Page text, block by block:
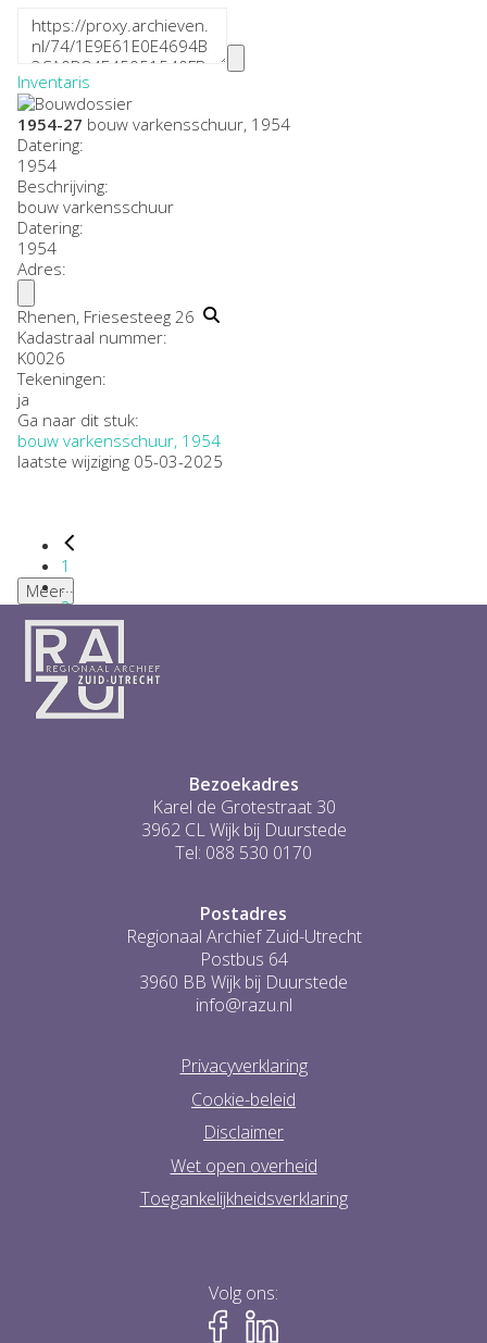
Inventaris
1954-27 bouw varkensschuur, 1954
Datering:
1954
Beschrijving:
bouw varkensschuur
Datering:
1954
Adres:
Rhenen, Friesesteeg 26
Kadastraal nummer:
K0026
Tekeningen:
ja
Ga naar dit stuk:
bouw varkensschuur, 1954
laatste wijziging 05-03-2025
1
...
2
3
4
5
6
...
Meer
Bezoekadres
Karel de Grotestraat 30
3962 CL Wijk bij Duurstede
Tel: 088 530 0170
Postadres
Regionaal Archief Zuid-Utrecht
Postbus 64
3960 BB Wijk bij Duurstede
info@razu.nl
Privacyverklaring
Cookie-beleid
Disclaimer
Wet open overheid
Toegankelijkheidsverklaring
Volg ons: